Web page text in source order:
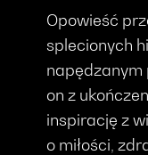
Opowieść
splecionych
napędzanym
on z
inspirację z
o miłości,